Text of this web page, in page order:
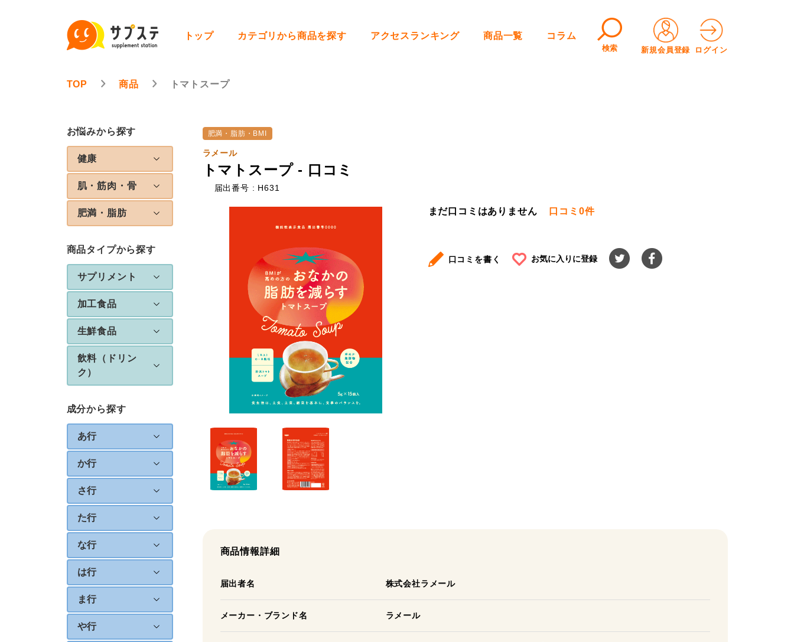
トップ カテゴリから商品を探す アクセスランキング 商品一覧 コラム
検索 新規会員登録 ログイン
TOP 商品 トマトスープ
お悩みから探す
健康
肌・筋肉・骨
肥満・脂肪
商品タイプから探す
サプリメント
加工食品
生鮮食品
飲料（ドリン
ク）
成分から探す
あ行
か行
さ行
た行
な行
は行
ま行
や行
肥満・脂肪・BMI
ラメール
トマトスープ - 口コミ
届出番号 : H631
まだ口コミはありません 口コミ 0件
口コミを書く お気に入りに登録
商品情報詳細
届出者名 株式会社ラメール
メーカー・ブランド名 ラメール